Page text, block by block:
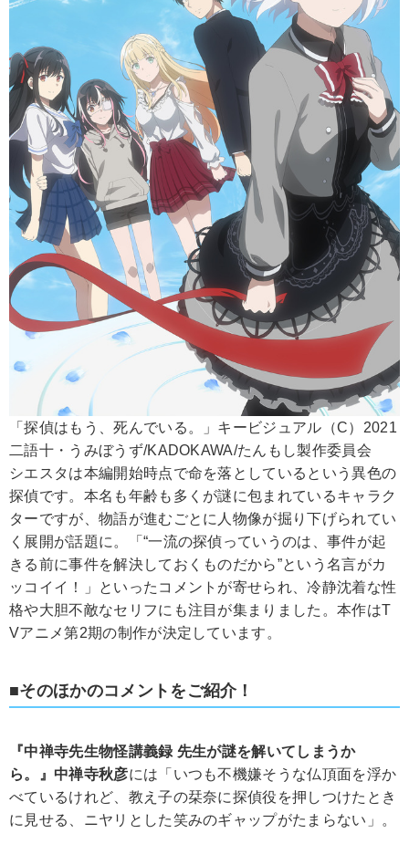
「探偵はもう、死んでいる。」キービジュアル（C）2021
二語十・うみぼうず/KADOKAWA/たんもし製作委員会
シエスタは本編開始時点で命を落としているという異色の
探偵です。本名も年齢も多くが謎に包まれているキャラク
ターですが、物語が進むごとに人物像が掘り下げられてい
く展開が話題に。「“一流の探偵っていうのは、事件が起
きる前に事件を解決しておくものだから”という名言がカ
ッコイイ！」といったコメントが寄せられ、冷静沈着な性
格や大胆不敵なセリフにも注目が集まりました。本作はT
Vアニメ第2期の制作が決定しています。
■そのほかのコメントをご紹介！
『中禅寺先生物怪講義録 先生が謎を解いてしまうか
ら。』中禅寺秋彦には「いつも不機嫌そうな仏頂面を浮か
べているけれど、教え子の栞奈に探偵役を押しつけたとき
に見せる、ニヤリとした笑みのギャップがたまらない」。